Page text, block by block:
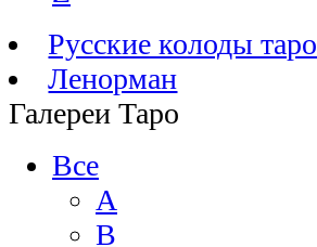
Русские колоды таро
Ленорман
Галереи Таро
Все
A
B